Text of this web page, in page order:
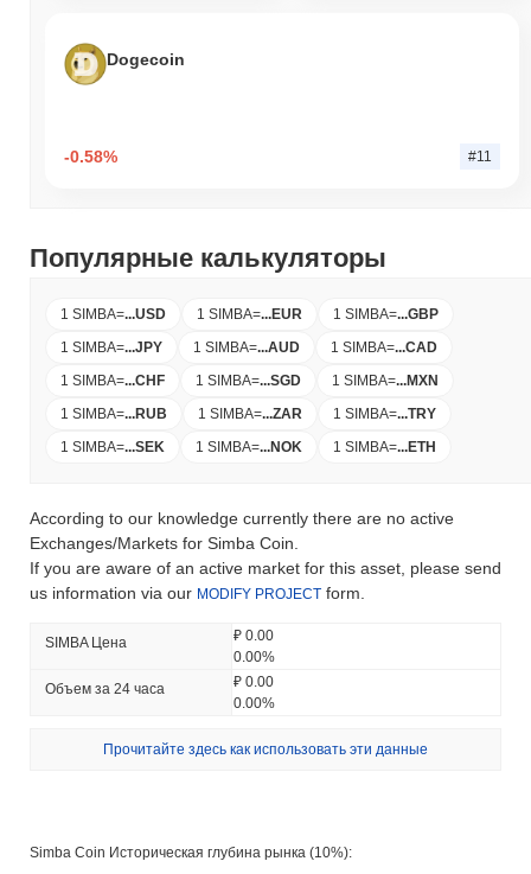
Dogecoin
-0.58% #11
Популярные калькуляторы
1 SIMBA=...USD 1 SIMBA=...EUR 1 SIMBA=...GBP
1 SIMBA=...JPY 1 SIMBA=...AUD 1 SIMBA=...CAD
1 SIMBA=...CHF 1 SIMBA=...SGD 1 SIMBA=...MXN
1 SIMBA=...RUB 1 SIMBA=...ZAR 1 SIMBA=...TRY
1 SIMBA=...SEK 1 SIMBA=...NOK 1 SIMBA=...ETH
According to our knowledge currently there are no active
Exchanges/Markets for Simba Coin.
If you are aware of an active market for this asset, please send
us information via our MODIFY PROJECT form.
SIMBA Цена
₽ 0.00
0.00%
Объем за 24 часа
₽ 0.00
0.00%
Прочитайте здесь как использовать эти данные
Simba Coin Историческая глубина рынка (10%):